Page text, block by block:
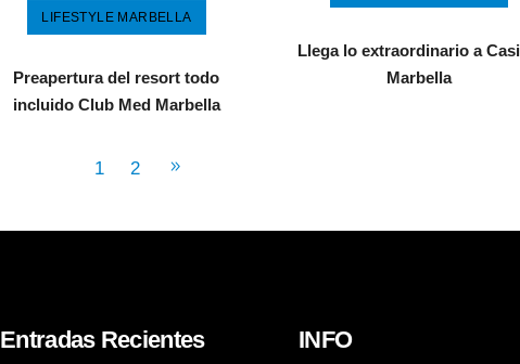
LIFESTYLE MARBELLA
Preapertura del resort todo
incluido Club Med Marbella
Llega lo extraordinario a
Marbella
1 2
Entradas Recientes INFO